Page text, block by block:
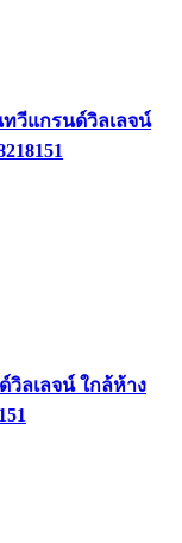
วีแกรนด์วิลเลจน์
ลเลจน์ ใกล้ห้าง